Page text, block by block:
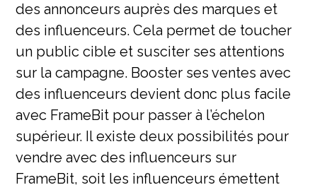
des annonceurs auprès des marques et
des influenceurs. Cela permet de toucher
un public cible et susciter ses attentions
sur la campagne. Booster ses ventes avec
des influenceurs devient donc plus facile
avec FrameBit pour passer à l’échelon
supérieur. Il existe deux possibilités pour
vendre avec des influenceurs sur
FrameBit, soit les influenceurs émettent